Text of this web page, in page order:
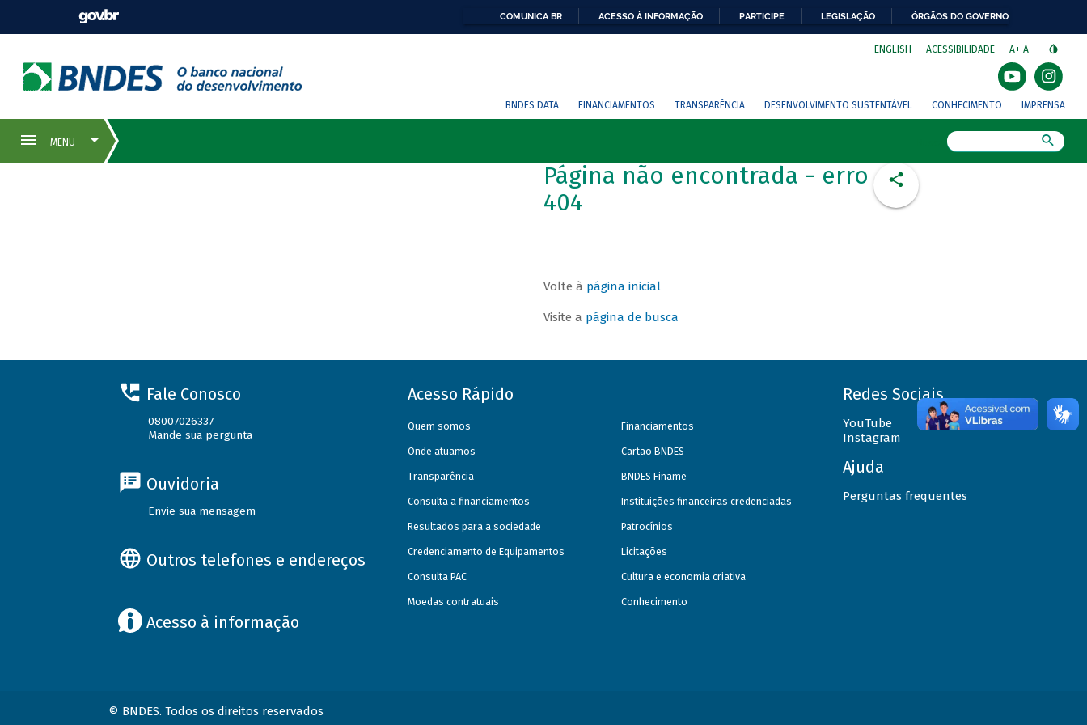
COMUNICA BR ACESSO À INFORMAÇÃO PARTICIPE LEGISLAÇÃO ÓRGÃOS DO GOVERNO
ENGLISH ACESSIBILIDADE A+ A-
BNDES DATA FINANCIAMENTOS TRANSPARÊNCIA DESENVOLVIMENTO SUSTENTÁVEL CONHECIMENTO IMPRENSA
Página não encontrada - erro
404
Volte à página inicial
Visite a página de busca
Fale Conosco
08007026337
Mande sua pergunta
Ouvidoria
Envie sua mensagem
Outros telefones e endereços
Acesso à informação
Acesso Rápido
Quem somos
Onde atuamos
Transparência
Consulta a financiamentos
Resultados para a sociedade
Credenciamento de Equipamentos
Consulta PAC
Moedas contratuais
Financiamentos
Cartão BNDES
BNDES Finame
Instituições financeiras credenciadas
Patrocínios
Licitações
Cultura e economia criativa
Conhecimento
Redes Sociais
YouTube
Instagram
Ajuda
Perguntas frequentes
© BNDES. Todos os direitos reservados